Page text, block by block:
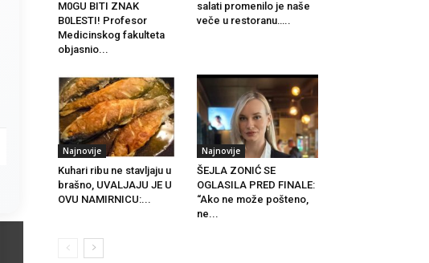
M0GU BITI ZNAK
B0LESTI! Profesor
Medicinskog fakulteta
objasnio...
salati promenilo je naše
veče u restoranu…..
Najnovije
Kuhari ribu ne stavljaju u
brašno, UVALJAJU JE U
OVU NAMIRNICU:...
Najnovije
ŠEJLA ZONIĆ SE
OGLASILA PRED FINALE:
“Ako ne može pošteno,
ne...